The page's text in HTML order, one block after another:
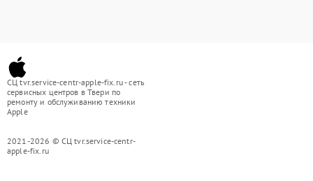
СЦ tvr.service-centr-apple-fix.ru - сеть
сервисных центров в Твери по
ремонту и обслуживанию техники
Apple
2021-2026 © СЦ tvr.service-centr-
apple-fix.ru